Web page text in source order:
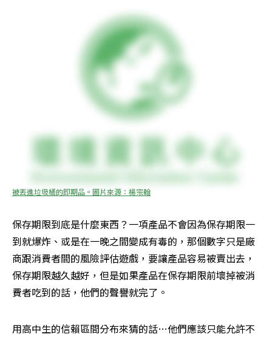
被丟進垃圾桶的即期品。圖片來源：楊宗翰
保存期限到底是什麼東西？一項產品不會因為保存期限一
到就爆炸、或是在一晚之間變成有毒的，那個數字只是廠
商跟消費者間的風險評估遊戲，要讓產品容易被賣出去，
保存期限越久越好，但是如果產品在保存期限前壞掉被消
費者吃到的話，他們的聲譽就完了。
用高中生的信賴區間分布來猜的話…他們應該只能允許不